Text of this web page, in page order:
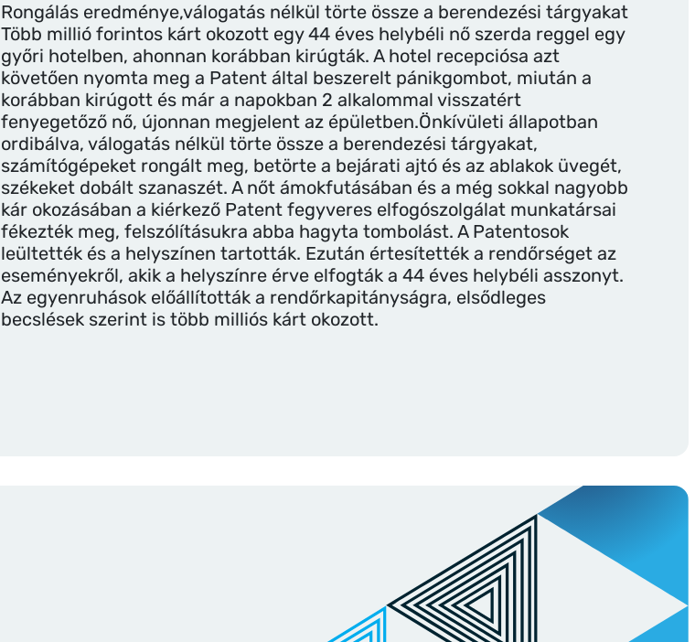
Rongálás eredménye,válogatás nélkül törte össze a berendezési tárgyakat
Több millió forintos kárt okozott egy 44 éves helybéli nő szerda reggel egy
győri hotelben, ahonnan korábban kirúgták. A hotel recepciósa azt
követően nyomta meg a Patent által beszerelt pánikgombot, miután a
korábban kirúgott és már a napokban 2 alkalommal visszatért
fenyegetőző nő, újonnan megjelent az épületben.Önkívületi állapotban
ordibálva, válogatás nélkül törte össze a berendezési tárgyakat,
számítógépeket rongált meg, betörte a bejárati ajtó és az ablakok üvegét,
székeket dobált szanaszét. A nőt ámokfutásában és a még sokkal nagyobb
kár okozásában a kiérkező Patent fegyveres elfogószolgálat munkatársai
fékezték meg, felszólításukra abba hagyta tombolást. A Patentosok
leültették és a helyszínen tartották. Ezután értesítették a rendőrséget az
eseményekről, akik a helyszínre érve elfogták a 44 éves helybéli asszonyt.
Az egyenruhások előállították a rendőrkapitányságra, elsődleges
becslések szerint is több milliós kárt okozott.